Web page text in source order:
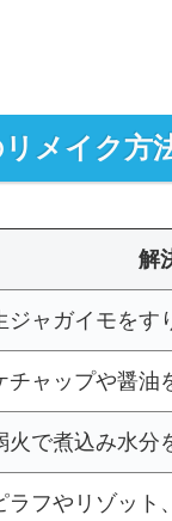
メイク方
解
ジャガイモをす
チャップや醤油
火で煮込み水分
ラフやリゾット